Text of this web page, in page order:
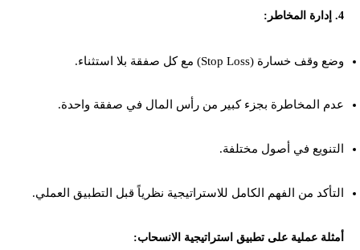
4. إدارة المخاطر:
وضع وقف خسارة (Stop Loss) مع كل صفقة بلا استثناء.
عدم المخاطرة بجزء كبير من رأس المال في صفقة واحدة.
التنويع في أصول مختلفة.
التأكد من الفهم الكامل للاستراتيجية نظرياً قبل التطبيق العملي.
أمثلة عملية على تطبيق استراتيجية الانسحاب: